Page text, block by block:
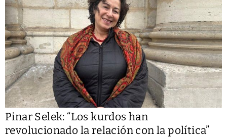
Pinar Selek: “Los kurdos han
revolucionado la relación con la política”